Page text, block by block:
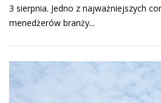
3 sierpnia. Jedno z najważniejszych
menedżerów branży...